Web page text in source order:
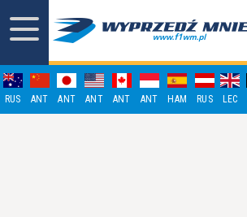
RUS ANT ANT ANT ANT ANT HAM RUS LEC